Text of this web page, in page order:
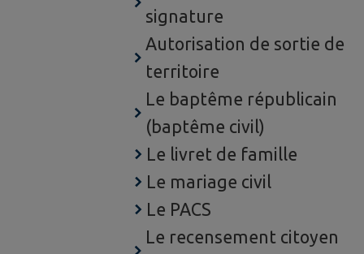
signature
Autorisation de sortie de
territoire
Le baptême républicain
(baptême civil)
Le livret de famille
Le mariage civil
Le PACS
Le recensement citoyen